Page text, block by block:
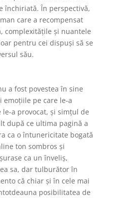
închiriată. În perspectivă,
care a recompensat
complexitățile și nuantele
pentru cei dispuși să se
său.
a fost povestea în sine
emoțiile pe care le-a
a provocat, și simțul de
după ce ultima pagină a
ca o întunericitate bogată
ton sombros și
ca un înveliș,
sa, dar tulburător în
că chiar și în cele mai
posibilitatea de